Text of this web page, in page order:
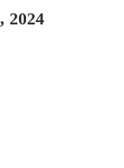
2024